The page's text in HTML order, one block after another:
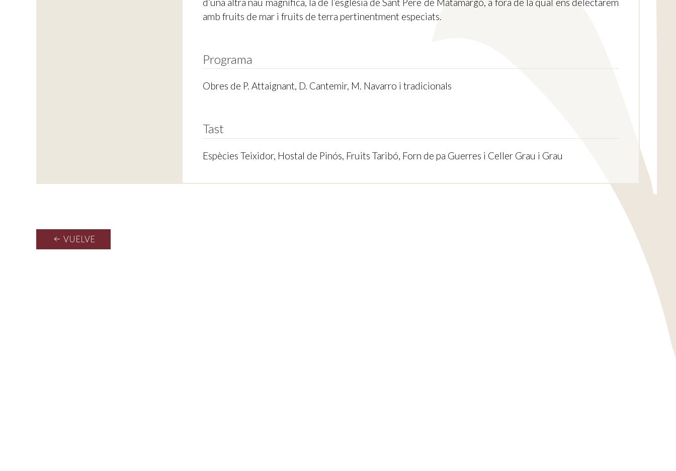
amb fruits de mar i fruits de terra pertinentment especiats.
Programa
Obres de P. Attaignant, D. Cantemir, M. Navarro i tradicionals
Tast
Espècies Teixidor, Hostal de Pinós, Fruits Taribó, Forn de pa Guerres i Celler Grau i Grau
VUELVE